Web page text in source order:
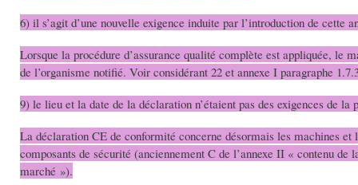
6) il s’agit d’une nouvelle exigence induite par l’introduction de cette
Lorsque la procédure d’assurance qualité complète est appliquée, le
de l’organisme notifié. Voir considérant 22 et annexe I paragraphe
9) le lieu et la date de la déclaration n’étaient pas des exigences de
La déclaration CE de conformité concerne désormais les machines
composants de sécurité (anciennement C de l’annexe II « contenu
marché »).